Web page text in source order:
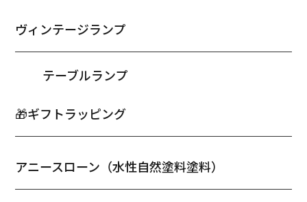
ヴィンテージランプ
テーブルランプ
🎁ギフトラッピング
アニースローン（水性自然塗料塗料）